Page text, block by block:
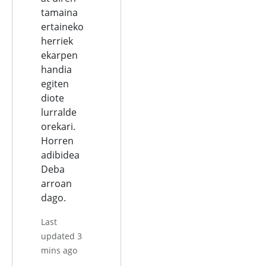
tamaina
ertaineko
herriek
ekarpen
handia
egiten
diote
lurralde
orekari.
Horren
adibidea
Deba
arroan
dago.
Last
updated 3
mins ago